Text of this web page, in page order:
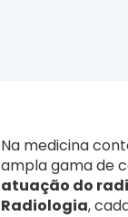
Na medicina
ampla gama de
atuação do
Radiologia,